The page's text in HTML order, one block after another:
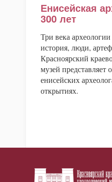
Енисейская
300 лет
Три века
история, люди,
Красноярский
музей представляет
енисейских
открытиях.